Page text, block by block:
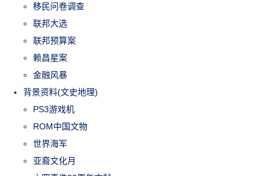
移民问卷调查
联邦大选
联邦预算案
赖昌星案
金融风暴
背景资料(文史地理)
PS3游戏机
ROM中国文物
世界海军
亚裔文化月